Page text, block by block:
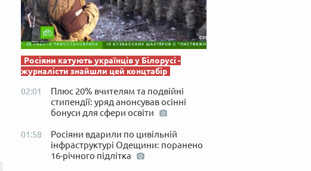
Росіяни катують українців у Білорусі -
журналісти знайшли цей концтабір
02:01
Плюс 20% вчителям та подвійні
стипендії: уряд анонсував осінні
бонуси для сфери освіти
01:58
Росіяни вдарили по цивільній
інфраструктурі Одещини: поранено
16-річного підлітка